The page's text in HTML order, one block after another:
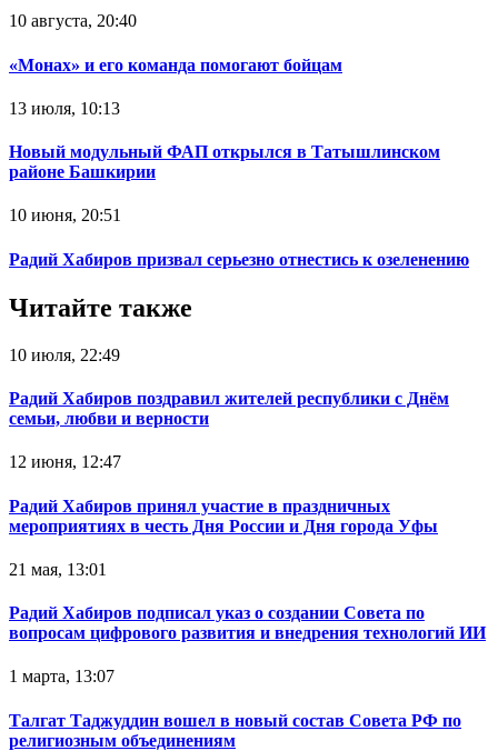
10 августа, 20:40
«Монах» и его команда помогают бойцам
13 июля, 10:13
Новый модульный ФАП открылся в Татышлинском
районе Башкирии
10 июня, 20:51
Радий Хабиров призвал серьезно отнестись к озеленению
Читайте также
10 июля, 22:49
Радий Хабиров поздравил жителей республики с Днём
семьи, любви и верности
12 июня, 12:47
Радий Хабиров принял участие в праздничных
мероприятиях в честь Дня России и Дня города Уфы
21 мая, 13:01
Радий Хабиров подписал указ о создании Совета по
вопросам цифрового развития и внедрения технологий ИИ
1 марта, 13:07
Талгат Таджуддин вошел в новый состав Совета РФ по
религиозным объединениям